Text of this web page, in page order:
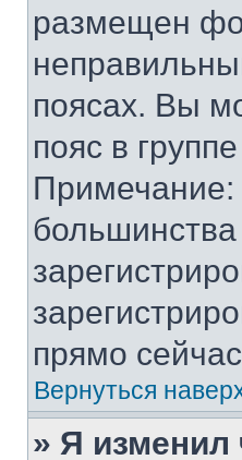
размещен
поясах. Вы
пояс в
Примечание:
прямо
Вернуться
» Я изменил